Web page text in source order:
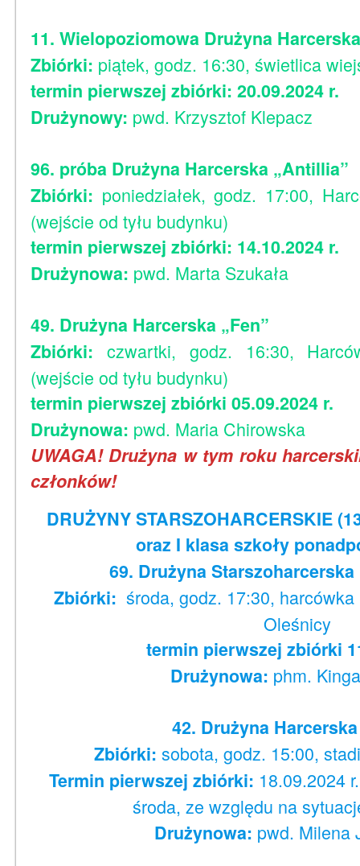
11. Wielopoziomowa Drużyna
Zbiórki: piątek, godz. 16:30, świetlica
termin pierwszej zbiórki: 20.09.2024 r.
Drużynowy: pwd. Krzysztof Klepacz
96. próba Drużyna Harcerska „Antillia”
Zbiórki: poniedziałek, godz. 17:00,
(wejście od tyłu budynku)
termin pierwszej zbiórki: 14.10.2024 r.
Drużynowa: pwd. Marta Szukała
49. Drużyna Harcerska „Fen”
Zbiórki: czwartki, godz. 16:30,
(wejście od tyłu budynku)
termin pierwszej zbiórki 05.09.2024 r.
Drużynowa: pwd. Maria Chirowska
UWAGA! Drużyna w tym roku
członków!
DRUŻYNY STARSZOHARCERSKIE
oraz I klasa szkoły
69. Drużyna Starszoharcerska
Zbiórki: środa, godz. 17:30,
Oleśnicy
termin pierwszej zbiórki
Drużynowa: phm.
42. Drużyna
Zbiórki: sobota, godz. 15:00,
Termin pierwszej zbiórki: 18.09.2024
środa, ze względu na
Drużynowa: pwd. Milena